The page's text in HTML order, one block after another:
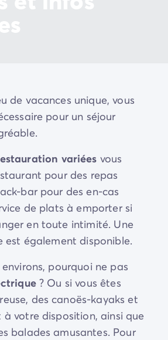
de vacances unique, vous
pour un séjour
variées vous
pour des repas
bar pour des en-cas
de plats à emporter si
en toute intimité. Une
est également disponible.
pourquoi ne pas
? Ou si vous êtes
des canoës-kayaks et
votre disposition, ainsi que
balades amusantes. Pour